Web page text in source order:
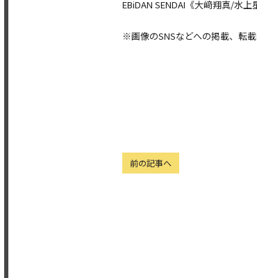
EBiDAN SENDAI《大﨑翔真/水
※画像のSNSなどへの掲載、転
前の記事へ